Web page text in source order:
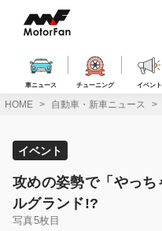
ス
車ニュース チューニング イベント
HOME 自動車・新車ニュース
イベント
攻めの姿勢で「やっ
ルグランド!?
写真5枚目